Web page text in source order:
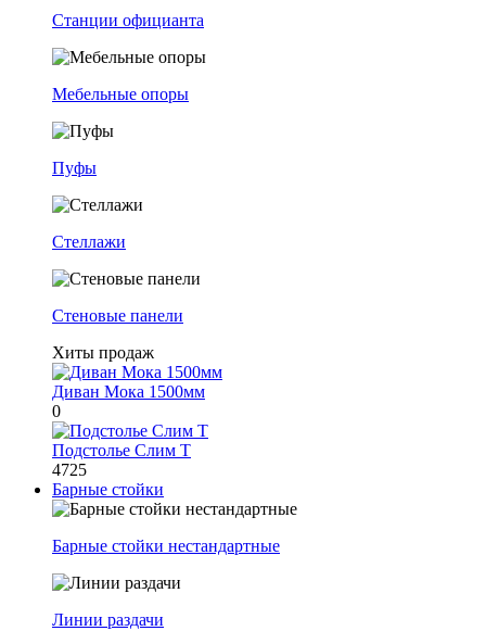
Станции официанта
Мебельные опоры
Пуфы
Стеллажи
Стеновые панели
Хиты продаж
Диван Мока 1500мм
0
Подстолье Слим Т
4725
Барные стойки
Барные стойки нестандартные
Линии раздачи